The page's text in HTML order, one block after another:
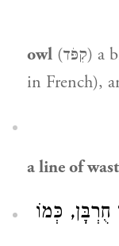
owl (קִפֹּד) a bird that flies at night (chouette
in French),
a line of
כְּמוֹ